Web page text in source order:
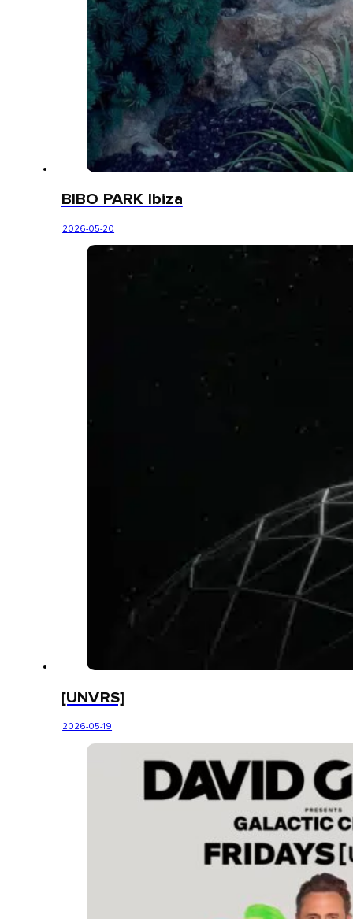
BIBO PARK Ibiza
2026-05-20
[UNVRS]
2026-05-19